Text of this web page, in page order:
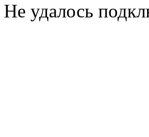
Не удалось